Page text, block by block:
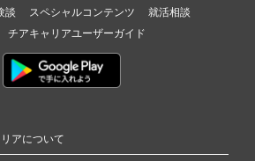
談 スペシャルコンテンツ
就活相談
チアキャリアユーザーガイド
アについて